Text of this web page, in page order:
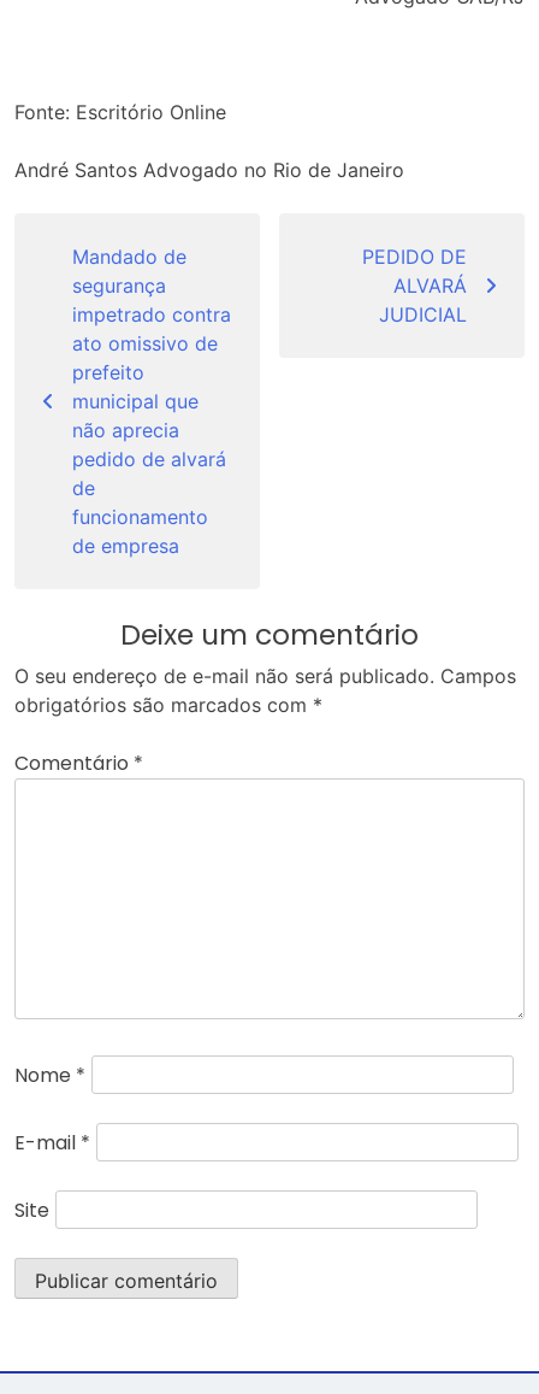
Fonte: Escritório Online
André Santos Advogado no Rio de Janeiro
Post
Mandado de
segurança
impetrado contra
ato omissivo de
prefeito
municipal que
não aprecia
pedido de alvará
de
funcionamento
de empresa
PEDIDO DE
ALVARÁ
JUDICIAL
Deixe um comentário
O seu endereço de e-mail não será publicado. Campos
obrigatórios são marcados com *
Comentário *
Nome *
E-mail *
Site